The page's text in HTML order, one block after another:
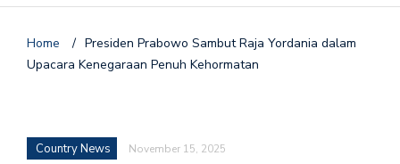
Home / Presiden Prabowo Sambut Raja Yordania dalam
Upacara Kenegaraan Penuh Kehormatan
Country News November 15, 2025